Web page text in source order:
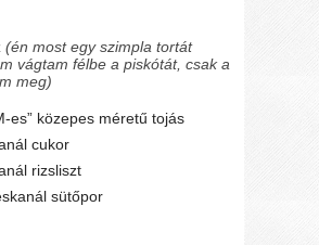
(én most egy szimpla tortát
vágtam félbe a piskótát, csak a
meg)
es” közepes méretű tojás
cukor
rizsliszt
sütőpor